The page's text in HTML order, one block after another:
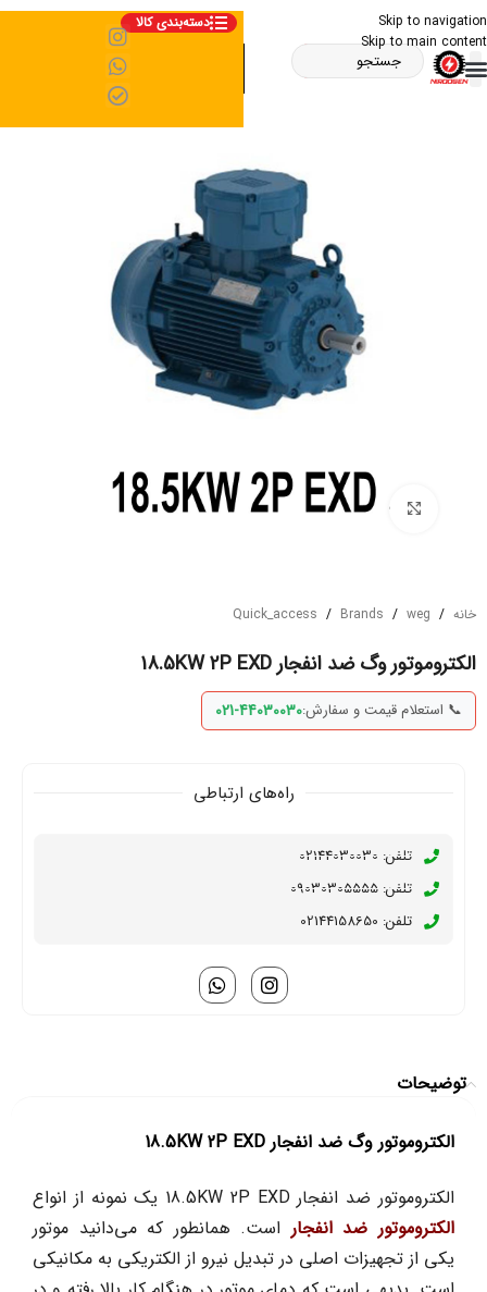
Skip to navigation
Skip to main content
دسته‌بندی کالا
بزرگنمایی تصویر
خانه /
Quick_access / Brands / weg
الکتروموتور وگ ضد انفجار 18.5KW 2P EXD
📞 استعلام قیمت و سفارش:021-44030030
راه‌های ارتباطی
تلفن: 02144030030
تلفن: 09030305555
تلفن: 02144158650
توضیحات
الکتروموتور وگ ضد انفجار 18.5KW 2P EXD
الکتروموتور ضد انفجار 18.5KW 2P EXD یک نمونه از انواع
الکتروموتور ضد انفجار است. همانطور که می‌دانید موتور
یکی از تجهیزات اصلی در تبدیل نیرو از الکتریکی به مکانیکی